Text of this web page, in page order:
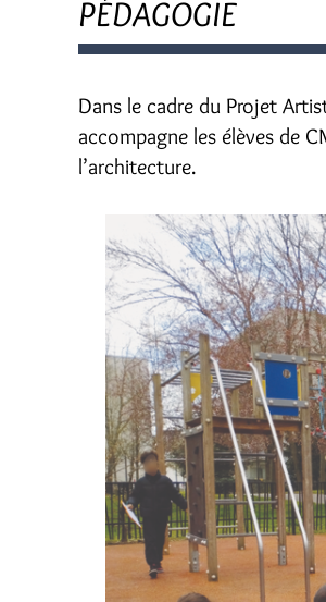
PÉDAGOGIE
Dans le cadre du Projet
accompagne les élèves de
l’architecture.